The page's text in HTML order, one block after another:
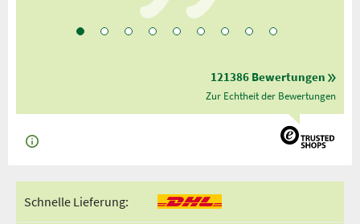
121386 Bewertungen
Zur Echtheit der Bewertungen
Schnelle Lieferung: